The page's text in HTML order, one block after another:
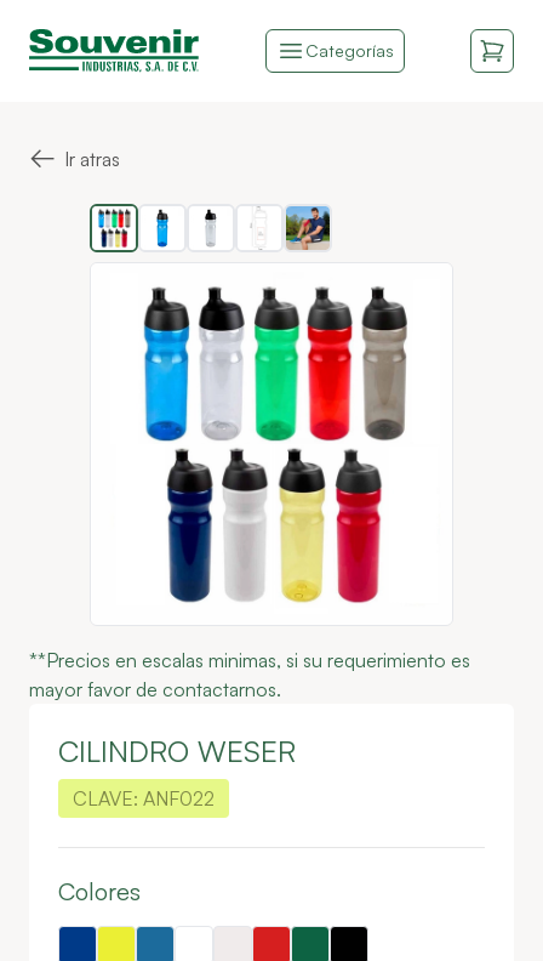
Categorías
← Ir atras
**Precios en escalas minimas, si su requerimiento es
mayor favor de contactarnos.
CILINDRO WESER
CLAVE: ANF022
Colores